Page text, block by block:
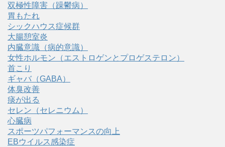
双極性障害（躁鬱病）
胃もたれ
シックハウス症候群
大腸憩室炎
内臓意識（病的意識）
女性ホルモン（エストロゲンとプロゲステロン）
首こり
ギャバ（GABA）
体臭改善
痰が出る
セレン（セレニウム）
心臓病
スポーツパフォーマンスの向上
EBウイルス感染症